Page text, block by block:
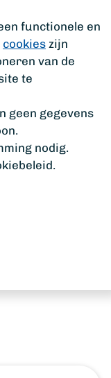
functionele en
cookies zijn
van de
te
geen gegevens
nodig.